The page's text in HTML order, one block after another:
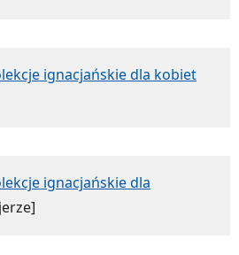
ignacjańskie dla kobiet
ignacjańskie dla